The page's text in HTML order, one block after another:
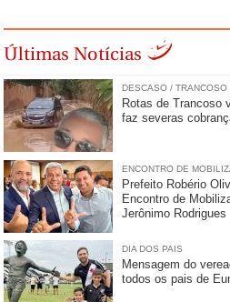
Últimas Notícias
DESCASO / TRANCOSO
Rotas de Trancoso
faz severas
ENCONTRO DE
Prefeito Robério
Encontro de
Jerônimo Rodrigues
DIA DOS PAIS
Mensagem do
todos os pais de